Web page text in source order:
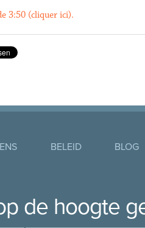
3:50 (cliquer ici).
BELEID BLOG
de hoogte